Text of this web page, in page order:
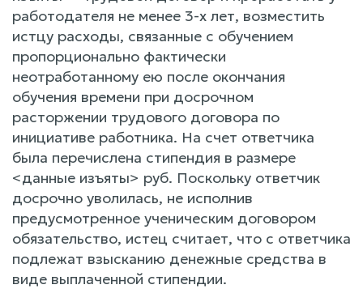
работодателя не менее 3-х лет, возместить
истцу расходы, связанные с обучением
пропорционально фактически
неотработанному ею после окончания
обучения времени при досрочном
расторжении трудового договора по
инициативе работника. На счет ответчика
была перечислена стипендия в размере
<данные изъяты> руб. Поскольку ответчик
досрочно уволилась, не исполнив
предусмотренное ученическим договором
обязательство, истец считает, что с ответчика
подлежат взысканию денежные средства в
виде выплаченной стипендии.